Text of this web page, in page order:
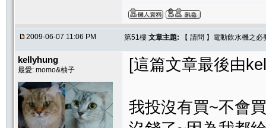
2009-06-07 11:06 PM 第51樓 文章主題: 【 請問 】電動飲水機之
kellyhung
最愛: momo&柚子 [這篇文章最後由
我投沒有買~不會買